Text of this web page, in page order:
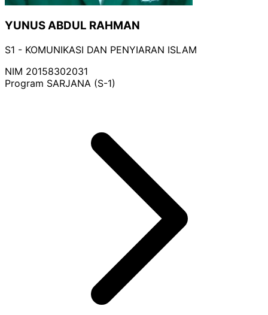
YUNUS ABDUL RAHMAN
S1 - KOMUNIKASI DAN PENYIARAN ISLAM
NIM 20158302031
Program SARJANA (S-1)